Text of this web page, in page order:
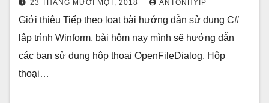
23 THÁNG MƯỜI MỘT, 2018 ANTONHYIP
Giới thiệu Tiếp theo loạt bài hướng dẫn sử dụng C#
lập trình Winform, bài hôm nay mình sẽ hướng dẫn
các bạn sử dụng hộp thoại OpenFileDialog. Hộp
thoại…